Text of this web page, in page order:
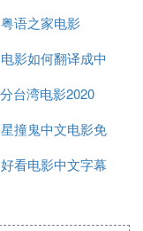
粤语之家电影
影如何翻译成中
文字幕
台湾电影2020
撞鬼中文电影免
费观看
看电影中文字幕